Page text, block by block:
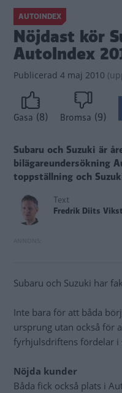
AUTOINDEX
Nöjdast kör
AutoIndex
Publicerad 4 maj 2010 (
Gasa (8) Bromsa (9)
Subaru och Suzuki är
bilägareundersökning
toppställning och
Text
Fredrik Diits
Subaru och Suzuki har
Inte bara för att båda
ursprung utan också för
fyrhjulsdriftens fördelar i
Nöjda kunder
Båda fick också plats i